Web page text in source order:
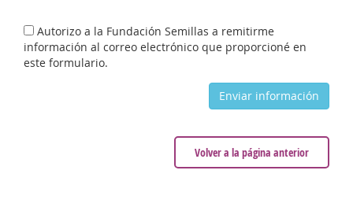
Autorizo a la Fundación Semillas a remitirme
información al correo electrónico que proporcioné en
este formulario.
Volver a la página anterior